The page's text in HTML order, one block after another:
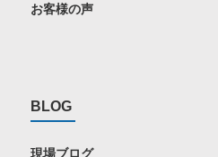
お客様の声
BLOG
現場ブログ